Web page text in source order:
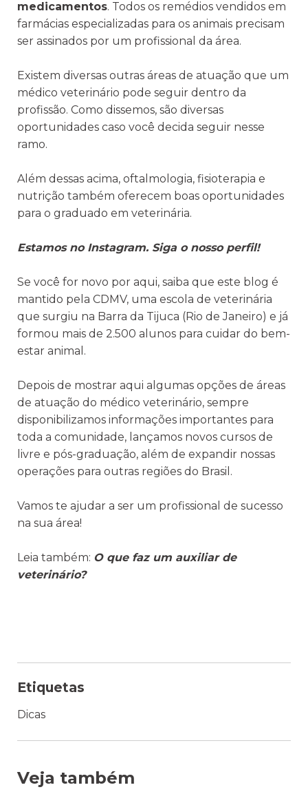
medicamentos. Todos os remédios vendidos em
farmácias especializadas para os animais precisam
ser assinados por um profissional da área.
Existem diversas outras áreas de atuação que um
médico veterinário pode seguir dentro da
profissão. Como dissemos, são diversas
oportunidades caso você decida seguir nesse
ramo.
Além dessas acima, oftalmologia, fisioterapia e
nutrição também oferecem boas oportunidades
para o graduado em veterinária.
Estamos no Instagram. Siga o nosso perfil!
Se você for novo por aqui, saiba que este blog é
mantido pela CDMV, uma escola de veterinária
que surgiu na Barra da Tijuca (Rio de Janeiro) e já
formou mais de 2.500 alunos para cuidar do bem-
estar animal.
Depois de mostrar aqui algumas opções de áreas
de atuação do médico veterinário, sempre
disponibilizamos informações importantes para
toda a comunidade, lançamos novos cursos de
livre e pós-graduação, além de expandir nossas
operações para outras regiões do Brasil.
Vamos te ajudar a ser um profissional de sucesso
na sua área!
Leia também: O que faz um auxiliar de
veterinário?
Etiquetas
Dicas
Veja também